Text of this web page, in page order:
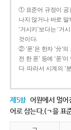
① 표준어 규정이 공
나지 않거나 바로
‘거시키’보다는 ‘거
것이다.
② ‘푼’은 한자 ‘分’
전 한 푼’ 등에 ‘푼’
다. 따라서 시계의 ‘
제5항 어원에서 멀어
어로 삼는다.(ㄱ을 표